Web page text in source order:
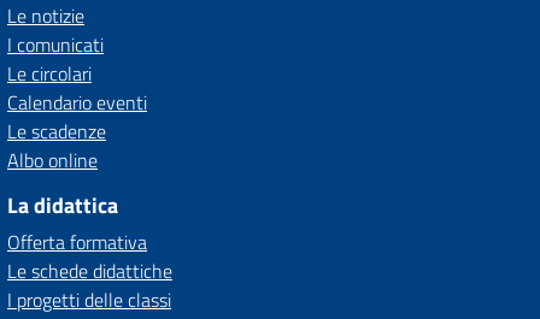
Le notizie
I comunicati
Le circolari
Calendario eventi
Le scadenze
Albo online
La didattica
Offerta formativa
Le schede didattiche
I progetti delle classi